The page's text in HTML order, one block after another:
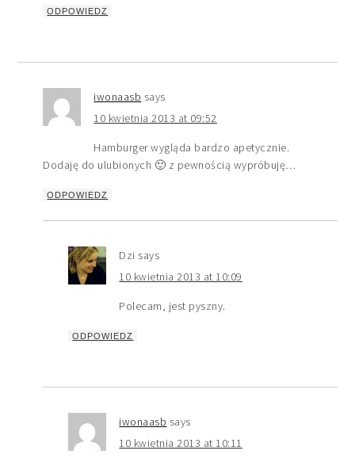
ODPOWIEDZ
iwonaasb says
10 kwietnia 2013 at 09:52
Hamburger wygląda bardzo apetycznie.
Dodaję do ulubionych 🙂 z pewnością wypróbuję…
ODPOWIEDZ
Dzi says
10 kwietnia 2013 at 10:09
Polecam, jest pyszny.
ODPOWIEDZ
iwonaasb says
10 kwietnia 2013 at 10:11